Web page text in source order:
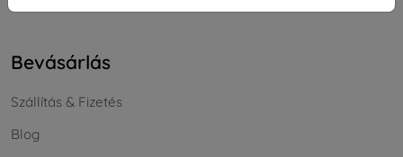
Bevásárlás
Szállítás & Fizetés
Blog